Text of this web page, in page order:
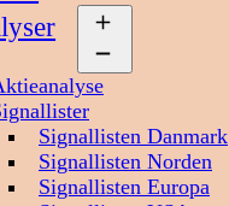
Signallisten Danmark
Signallisten Norden
Signallisten Europa